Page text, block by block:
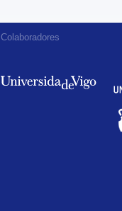
Colaboradores